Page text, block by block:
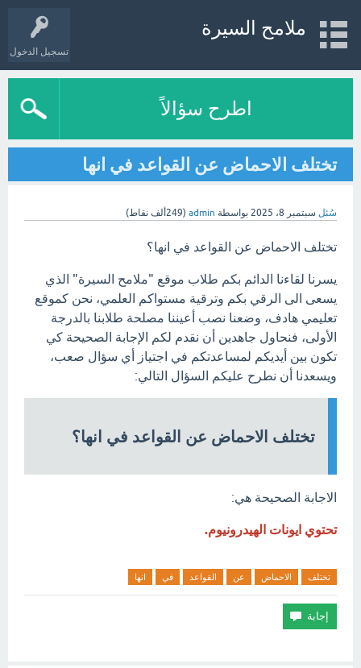
تسجيل الدخول
ملامح السيرة
اطرح سؤالاً
تختلف الاحماض عن القواعد في انها
سُئل سبتمبر 8، 2025 بواسطة admin
(249ألف نقاط)
تختلف الاحماض عن القواعد في انها؟
يسرنا لقاءنا الدائم بكم طلاب موقع "ملامح السيرة" الذي
يسعى الى الرقي بكم وترقية مستواكم العلمي، نحن كموقع
تعليمي هادف، وضعنا نصب أعيننا مصلحة طلابنا بالدرجة
الأولى، فنحاول جاهدين أن نقدم لكم الإجابة الصحيحة كي
تكون بين أيديكم لمساعدتكم في اجتياز أي سؤال صعب،
ويسعدنا أن نطرح عليكم السؤال التالي:
تختلف الاحماض عن القواعد في انها؟
الاجابة الصحيحة هي:
تحتوي ايونات الهيدرونيوم.
تختلف الاحماض عن القواعد في انها